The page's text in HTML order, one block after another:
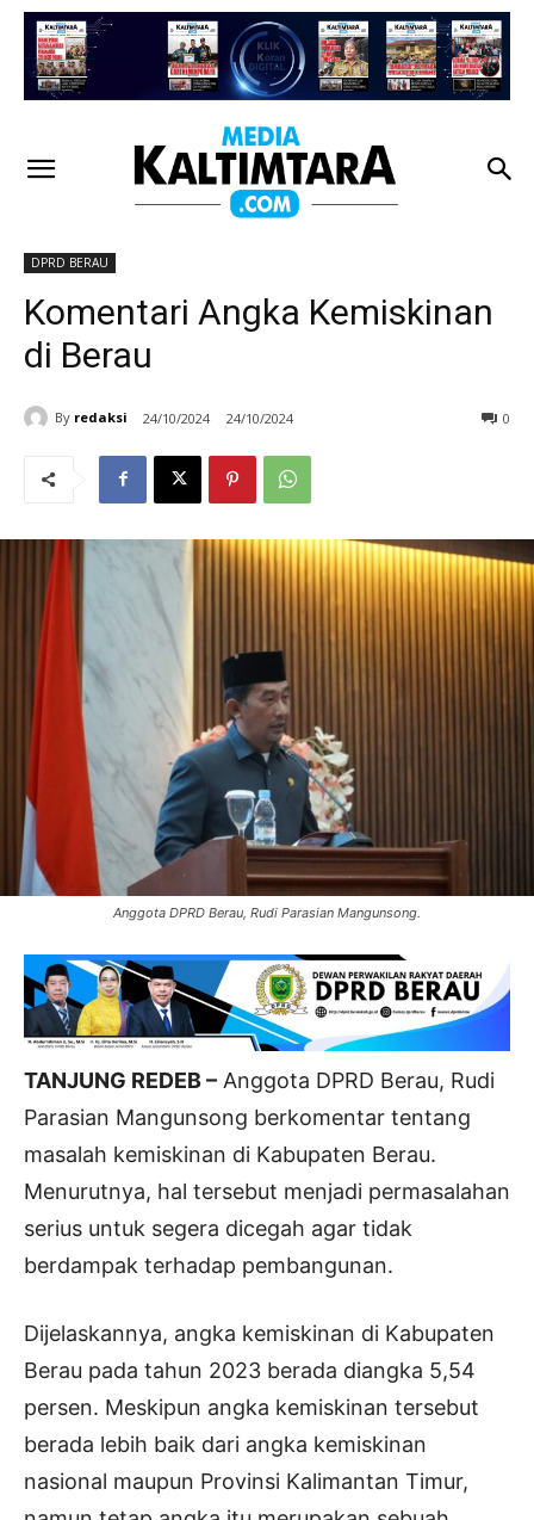
DPRD BERAU
Komentari Angka Kemiskinan
di Berau
By redaksi 24/10/2024 24/10/2024 0
Anggota DPRD Berau, Rudi Parasian Mangunsong.
TANJUNG REDEB – Anggota DPRD Berau, Rudi
Parasian Mangunsong berkomentar tentang
masalah kemiskinan di Kabupaten Berau.
Menurutnya, hal tersebut menjadi permasalahan
serius untuk segera dicegah agar tidak
berdampak terhadap pembangunan.
Dijelaskannya, angka kemiskinan di Kabupaten
Berau pada tahun 2023 berada diangka 5,54
persen. Meskipun angka kemiskinan tersebut
berada lebih baik dari angka kemiskinan
nasional maupun Provinsi Kalimantan Timur,